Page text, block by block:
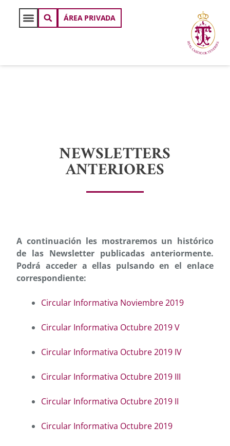
ÁREA PRIVADA
NEWSLETTERS
ANTERIORES
A continuación les mostraremos un histórico
de las Newsletter publicadas anteriormente.
Podrá acceder a ellas pulsando en el enlace
correspondiente:
Circular Informativa Noviembre 2019
Circular Informativa Octubre 2019 V
Circular Informativa Octubre 2019 IV
Circular Informativa Octubre 2019 III
Circular Informativa Octubre 2019 II
Circular Informativa Octubre 2019